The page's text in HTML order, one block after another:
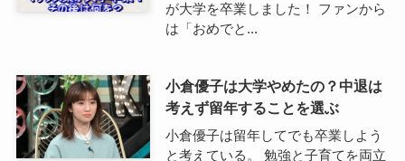
が大学を卒業しました！ ファンから
は「おめでと...
小倉優子は大学やめたの？中退は
考えず留年することを選ぶ
小倉優子は留年してでも卒業しよう
と考えている。 勉強と子育てを両立